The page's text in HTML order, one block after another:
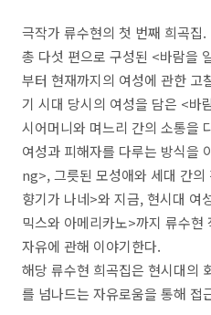
극작가 류수현의 첫 번째 희곡집.
총 다섯 편으로 구성된 <바람을
부터 현재까지의 여성에 관한 고
기 시대 당시의 여성을 담은 <바
시어머니와 며느리 간의 소통을
여성과 피해자를 다루는 방식을
ng>,그릇된 모성애와 세대 간의
향기가 나네>와 지금,현시대 여
믹스와 아메리카노>까지 류수현
자유에 관해 이야기한다.
해당 류수현 희곡집은 현시대의
를 넘나드는 자유로움을 통해 접